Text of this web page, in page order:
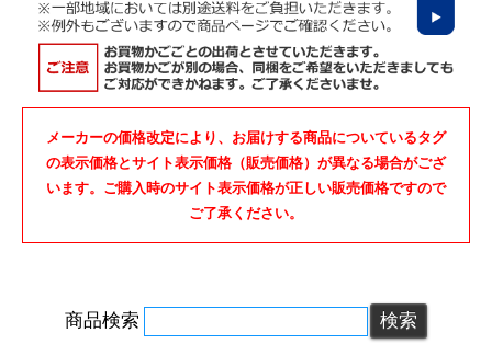
メーカーの価格改定により、お届けする商品についているタグ
の表示価格とサイト表示価格（販売価格）が異なる場合がござ
います。ご購入時のサイト表示価格が正しい販売価格ですので
ご了承ください。
商品検索